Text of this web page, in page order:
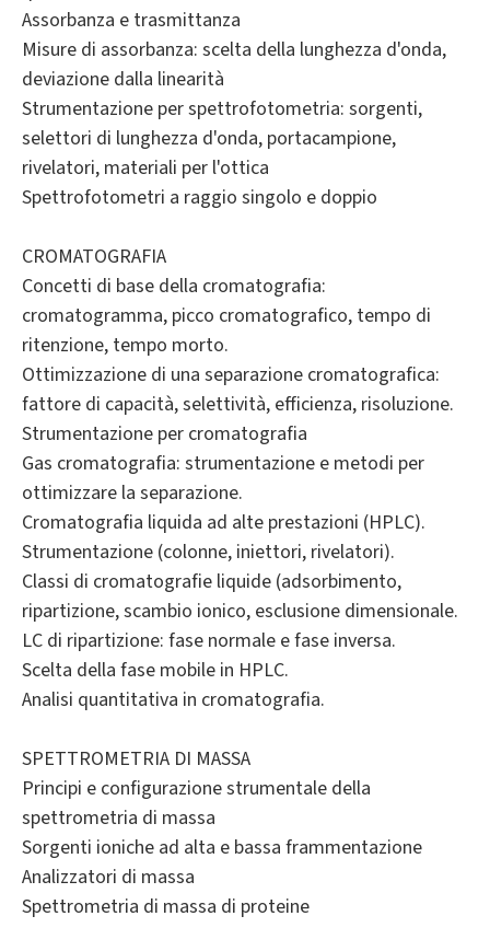
Assorbanza e trasmittanza
Misure di assorbanza: scelta della lunghezza d'onda,
deviazione dalla linearità
Strumentazione per spettrofotometria: sorgenti,
selettori di lunghezza d'onda, portacampione,
rivelatori, materiali per l'ottica
Spettrofotometri a raggio singolo e doppio
CROMATOGRAFIA
Concetti di base della cromatografia:
cromatogramma, picco cromatografico, tempo di
ritenzione, tempo morto.
Ottimizzazione di una separazione cromatografica:
fattore di capacità, selettività, efficienza, risoluzione.
Strumentazione per cromatografia
Gas cromatografia: strumentazione e metodi per
ottimizzare la separazione.
Cromatografia liquida ad alte prestazioni (HPLC).
Strumentazione (colonne, iniettori, rivelatori).
Classi di cromatografie liquide (adsorbimento,
ripartizione, scambio ionico, esclusione dimensionale.
LC di ripartizione: fase normale e fase inversa.
Scelta della fase mobile in HPLC.
Analisi quantitativa in cromatografia.
SPETTROMETRIA DI MASSA
Principi e configurazione strumentale della
spettrometria di massa
Sorgenti ioniche ad alta e bassa frammentazione
Analizzatori di massa
Spettrometria di massa di proteine